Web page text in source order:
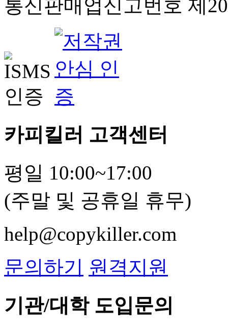
통신판매업신고번호 제
카피킬러 고객센터
평일 10:00~17:00
(주말 및 공휴일 휴무)
help@copykiller.com
문의하기 원격지원
기관/대학 도입문의